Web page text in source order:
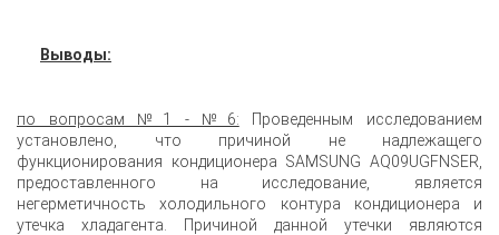
Выводы:
по вопросам №1 - №6: Проведенным исследованием
установлено, что причиной не надлежащего
функционирования кондиционера SAMSUNG AQ09UGFNSER,
предоставленного на исследование, является
негерметичность холодильного контура кондиционера и
утечка хладагента. Причиной данной утечки являются